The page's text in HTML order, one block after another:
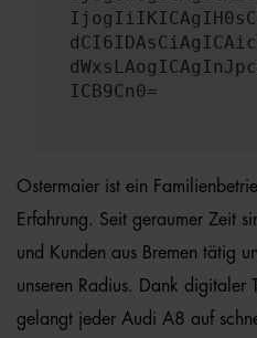
ICB9Cn0=
Ostermaier ist ein
Erfahrung. Seit geraumer Zeit
und Kunden aus Bremen tätig
unseren Radius. Dank digitaler
gelangt jeder Audi A8 auf